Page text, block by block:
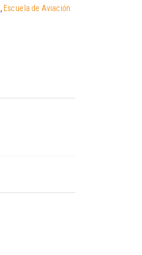
Escuela de Aviación